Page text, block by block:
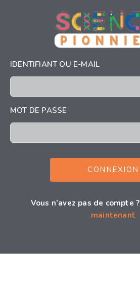
IDENTIFIANT OU E-MAIL
MOT DE PASSE
Vous n’avez pas de compte ?
maintenant